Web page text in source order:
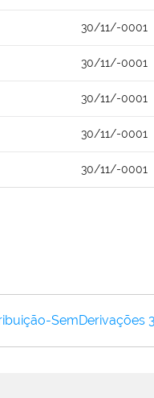
30/11/-0001
30/11/-0001
30/11/-0001
30/11/-0001
30/11/-0001
SemDerivações